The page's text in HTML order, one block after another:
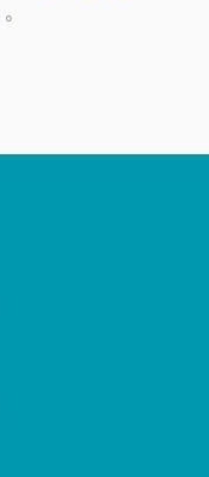
。